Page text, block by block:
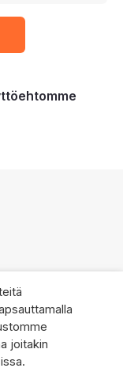
joitakin